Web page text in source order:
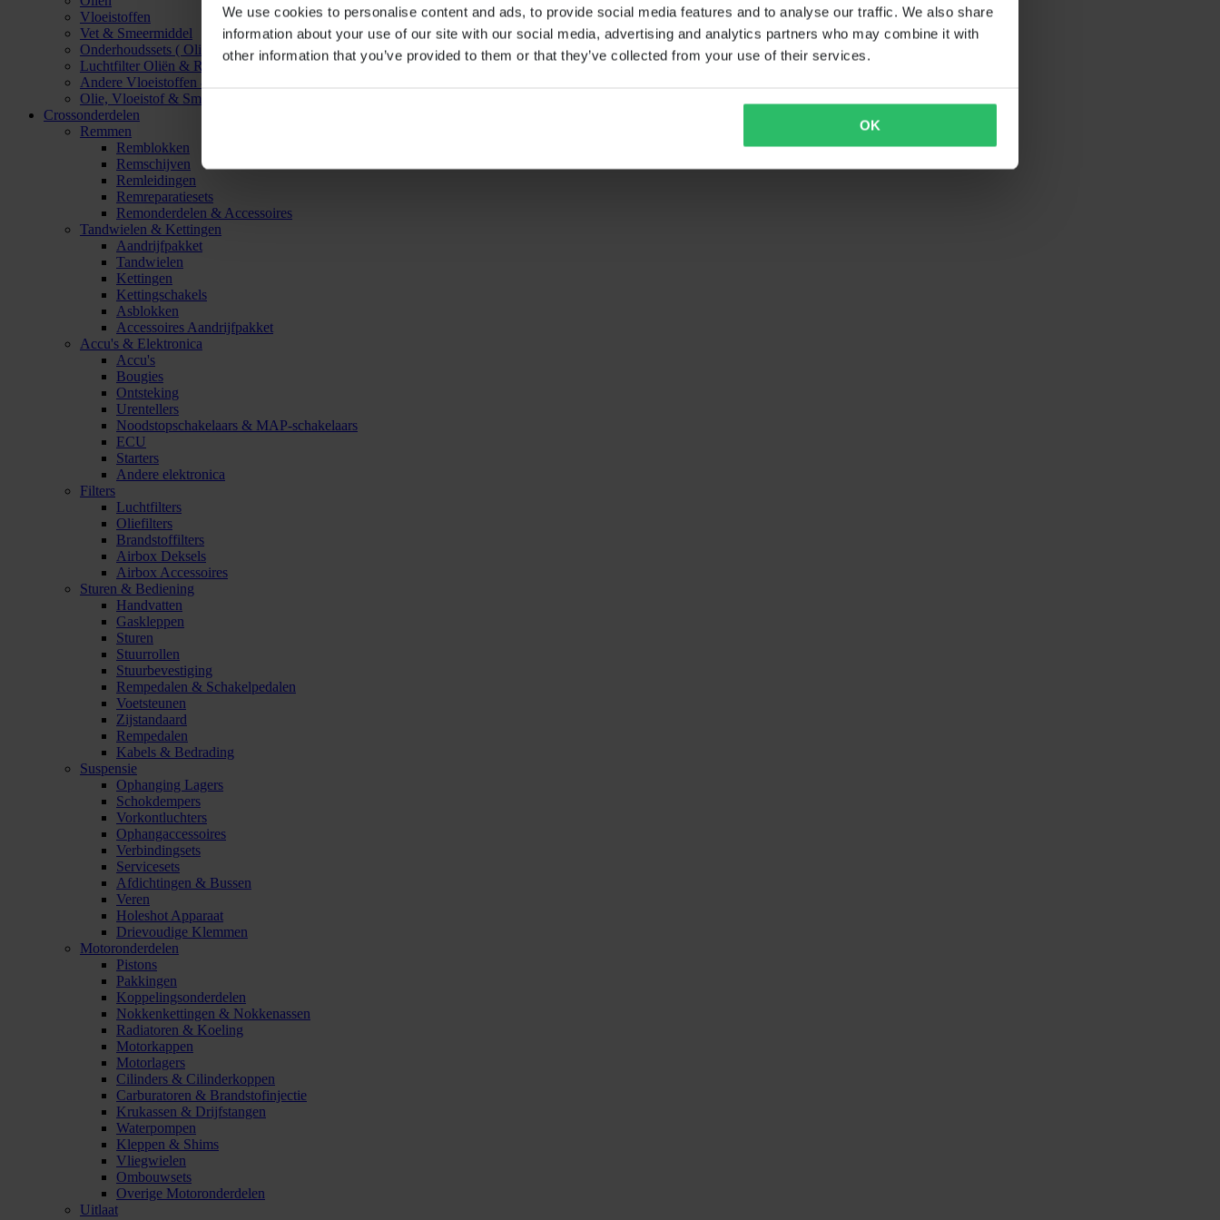
We use cookies to personalise content and ads, to provide social media features and to analyse our traffic. We also share
information about your use of our site with our social media, advertising and analytics partners who may combine it with
other information that you’ve provided to them or that they’ve collected from your use of their services.
OK
Vloeistoffen
Vet & Smeermiddel
Onderhoudssets ( Olie & Filter)
Luchtfilter Oliën & Reinigers
Andere Vloeistoffen & Smeermiddelen
Olie, Vloeistof & Smeermiddel Accessoires
Crossonderdelen
Remmen
Remblokken
Remschijven
Remleidingen
Remreparatiesets
Remonderdelen & Accessoires
Tandwielen & Kettingen
Aandrijfpakket
Tandwielen
Kettingen
Kettingschakels
Asblokken
Accessoires Aandrijfpakket
Accu's & Elektronica
Accu's
Bougies
Ontsteking
Urentellers
Noodstopschakelaars & MAP-schakelaars
ECU
Starters
Andere elektronica
Filters
Luchtfilters
Oliefilters
Brandstoffilters
Airbox Deksels
Airbox Accessoires
Sturen & Bediening
Handvatten
Gaskleppen
Sturen
Stuurrollen
Stuurbevestiging
Rempedalen & Schakelpedalen
Voetsteunen
Zijstandaard
Rempedalen
Kabels & Bedrading
Suspensie
Ophanging Lagers
Schokdempers
Vorkontluchters
Ophangaccessoires
Verbindingsets
Servicesets
Afdichtingen & Bussen
Veren
Holeshot Apparaat
Drievoudige Klemmen
Motoronderdelen
Pistons
Pakkingen
Koppelingsonderdelen
Nokkenkettingen & Nokkenassen
Radiatoren & Koeling
Motorkappen
Motorlagers
Cilinders & Cilinderkoppen
Carburatoren & Brandstofinjectie
Krukassen & Drijfstangen
Waterpompen
Kleppen & Shims
Vliegwielen
Ombouwsets
Overige Motoronderdelen
Uitlaat